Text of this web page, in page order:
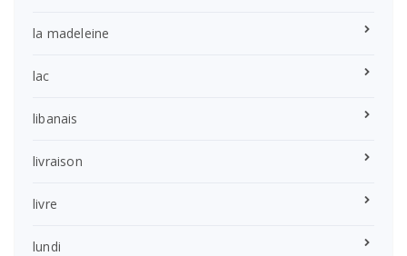
la madeleine
lac
libanais
livraison
livre
lundi